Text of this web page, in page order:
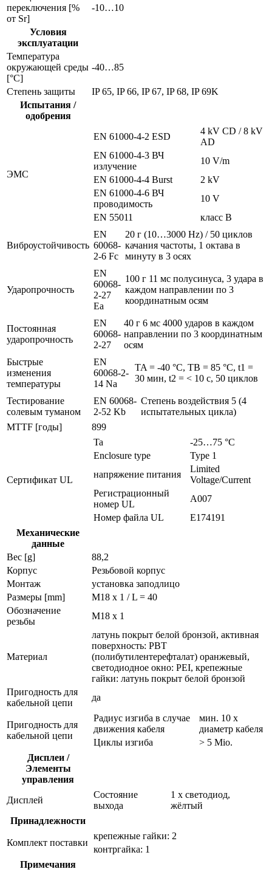
переключения [%
от Sr]
-10…10
Условия
эксплуатации
Температура
окружающей среды
[°C]
-40…85
Степень защиты
IP 65, IP 66, IP 67, IP 68, IP 69K
Испытания /
одобрения
ЭMC
EN 61000-4-2 ESD
4 kV CD / 8 kV
AD
EN 61000-4-3 ВЧ
излучение
10 V/m
EN 61000-4-4 Burst
2 kV
EN 61000-4-6 ВЧ
проводимость
10 V
EN 55011
класс B
Виброустойчивость
EN
60068-
2-6 Fc
20 г (10…3000 Hz) / 50 циклов
качания частоты, 1 октава в
минуту в 3 осях
Ударопрочность
EN
60068-
2-27
Ea
100 г 11 мс полусинуса, 3 удара в
каждом направлении по 3
координатным осям
Постоянная
ударопрочность
EN
60068-
2-27
40 г 6 мс 4000 ударов в каждом
направлении по 3 координатным
осям
Быстрые
изменения
температуры
EN
60068-2-
14 Na
TA = -40 °C, TB = 85 °C, t1 =
30 мин, t2 = < 10 с, 50 циклов
Тестирование
солевым туманом
EN 60068-
2-52 Kb
Степень воздействия 5 (4
испытательных цикла)
MTTF [годы]
899
Сертификат UL
Ta
-25…75 °C
Enclosure type
Type 1
напряжение питания
Limited
Voltage/Current
Регистрационный
номер UL
A007
Номер файла UL
E174191
Механические
данные
Вес [g]
88,2
Корпус
Резьбовой корпус
Монтаж
установка заподлицо
Размеры [mm]
M18 x 1 / L = 40
Обозначение
резьбы
M18 x 1
Материал
латунь покрыт белой бронзой, активная
поверхность: PBT
(полибутилентерефталат) оранжевый,
светодиодное окно: PEI, крепежные
гайки: латунь покрыт белой бронзой
Пригодность для
кабельной цепи
да
Пригодность для
кабельной цепи
Радиус изгиба в случае
движения кабеля
мин. 10 x
диаметр кабеля
Циклы изгиба
> 5 Mio.
Дисплеи /
Элементы
управления
Дисплей
Состояние
выхода
1 x светодиод,
жёлтый
Принадлежности
Комплект поставки
крепежные гайки: 2
контргайка: 1
Примечания